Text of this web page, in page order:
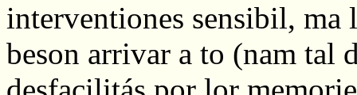
interventiones sensibil,
beson arrivar a to (nam tal